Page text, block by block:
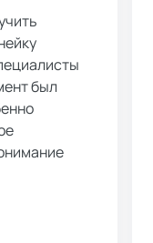
был